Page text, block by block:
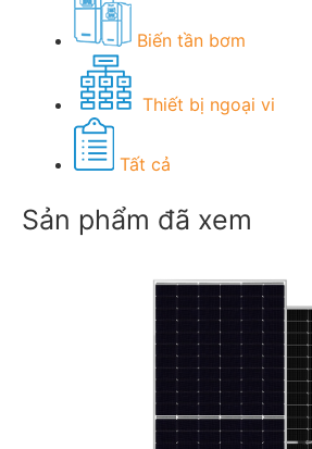
Biến tần bơm
Thiết bị ngoại vi
Tất cả
Sản phẩm đã xem